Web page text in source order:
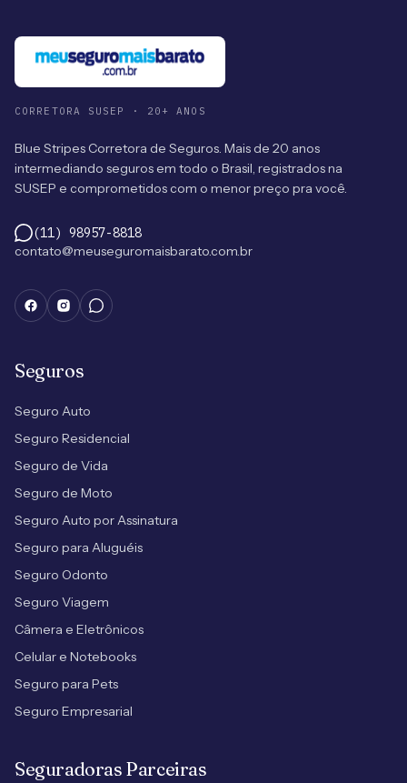
CORRETORA SUSEP · 20+ ANOS
Blue Stripes Corretora de Seguros. Mais de 20 anos
intermediando seguros em todo o Brasil, registrados na
SUSEP e comprometidos com o menor preço pra você.
(11) 98957-8818
contato@meuseguromaisbarato.com.br
Seguros
Seguro Auto
Seguro Residencial
Seguro de Vida
Seguro de Moto
Seguro Auto por Assinatura
Seguro para Aluguéis
Seguro Odonto
Seguro Viagem
Câmera e Eletrônicos
Celular e Notebooks
Seguro para Pets
Seguro Empresarial
Seguradoras Parceiras